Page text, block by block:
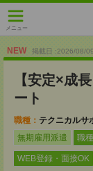
メニュー
NEW 掲載日 :2026/08/09
【安定×成
ート
職種： テクニカルサ
無期雇用派遣
職
WEB登録・面接OK